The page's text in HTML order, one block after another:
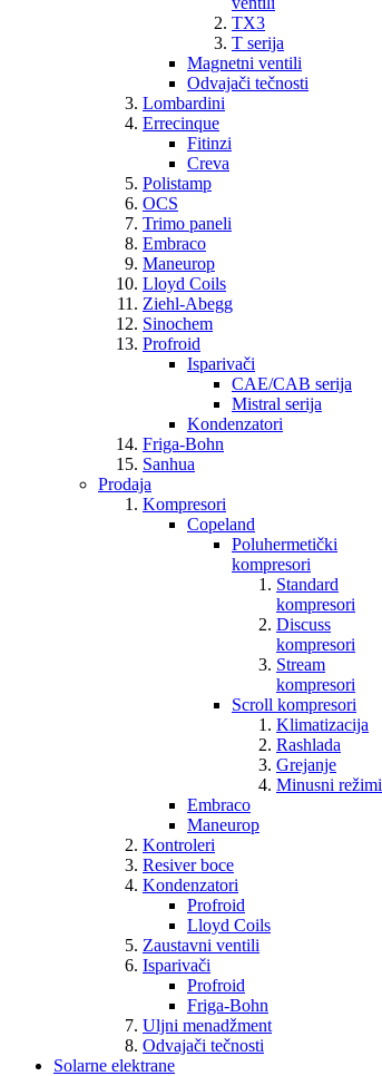
TX3
T serija
Magnetni ventili
Odvajači tečnosti
Lombardini
Errecinque
Fitinzi
Creva
Polistamp
OCS
Trimo paneli
Embraco
Maneurop
Lloyd Coils
Ziehl-Abegg
Sinochem
Profroid
Isparivači
CAE/CAB serija
Mistral serija
Kondenzatori
Friga-Bohn
Sanhua
Prodaja
Kompresori
Copeland
Poluhermetički
kompresori
Standard
kompresori
Discuss
kompresori
Stream
kompresori
Scroll kompresori
Klimatizacija
Rashlada
Grejanje
Minusni režimi
Embraco
Maneurop
Kontroleri
Resiver boce
Kondenzatori
Profroid
Lloyd Coils
Zaustavni ventili
Isparivači
Profroid
Friga-Bohn
Uljni menadžment
Odvajači tečnosti
Solarne elektrane